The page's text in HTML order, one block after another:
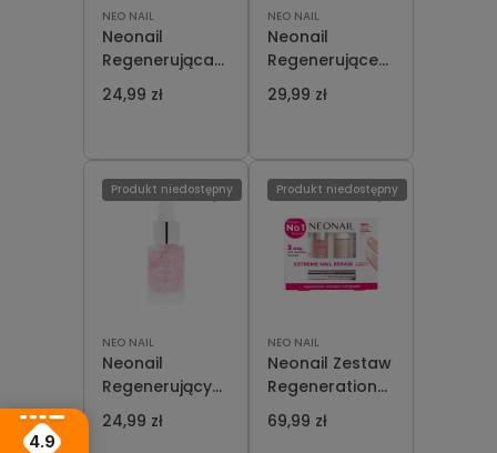
NEO NAIL
Neonail
Regenerująca
Odżywka do
Paznokci
Nail Hardener
7,2 ml
24,99 zł
NEO NAIL
Neonail
Regenerujące
Serum do
Skórek i
Nail Repair
Serum 3,8 ml
29,99 zł
NEO NAIL
Neonail
Regenerujący
Peeling do
Skórek i
24,99 zł
Produkt niedostępny
NEO NAIL
Neonail Zestaw
Regeneration
Nail Care Set
do Pielęgnacji
69,99 zł
Produkt niedostępny
4.9